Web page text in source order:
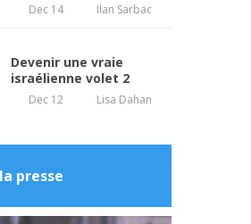
Dec 14 Ilan Sarbac
Devenir une vraie
israélienne volet 2
Dec 12 Lisa Dahan
presse